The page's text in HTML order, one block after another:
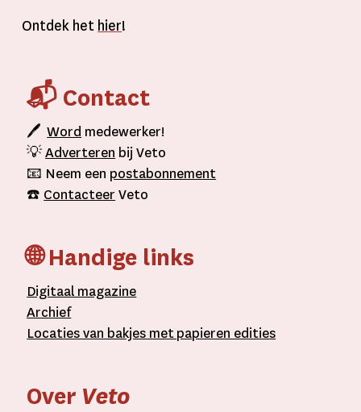
Ontdek het hier!
📬 Contact
🖊Word medewerker!
💡Adverteren bij Veto
📧 Neem een postabonnement
☎️ Contacteer Veto
🌐 Handige links
Digitaal magazine
Archief
Locaties van bakjes metpapieren edities
Over Veto